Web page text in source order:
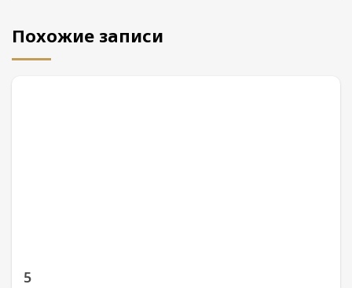
Похожие записи
5